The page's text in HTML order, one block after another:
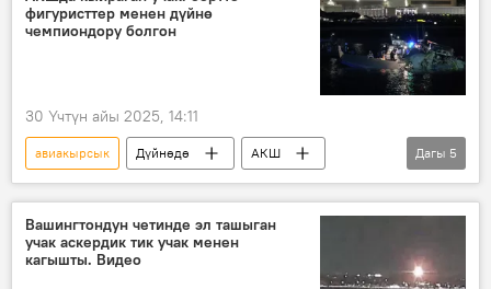
фигуристтер менен дүйнө
чемпиондору болгон
30 Үчтүн айы 2025, 14:11
авиакырсык Дүйнөдө
АКШ
Вашингтон
Кыйроо
учак
Дагы 5
Вашингтондун четинде эл ташыган
учак аскердик тик учак менен
кагышты. Видео